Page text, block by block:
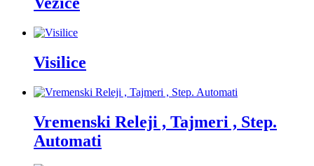
Visilice
Vremenski Releji , Tajmeri , Step.
Automati